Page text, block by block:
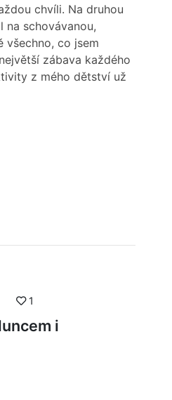
chvíli. Na druhou
na schovávanou,
všechno, co jsem
zábava každého
z mého dětství už
1
i